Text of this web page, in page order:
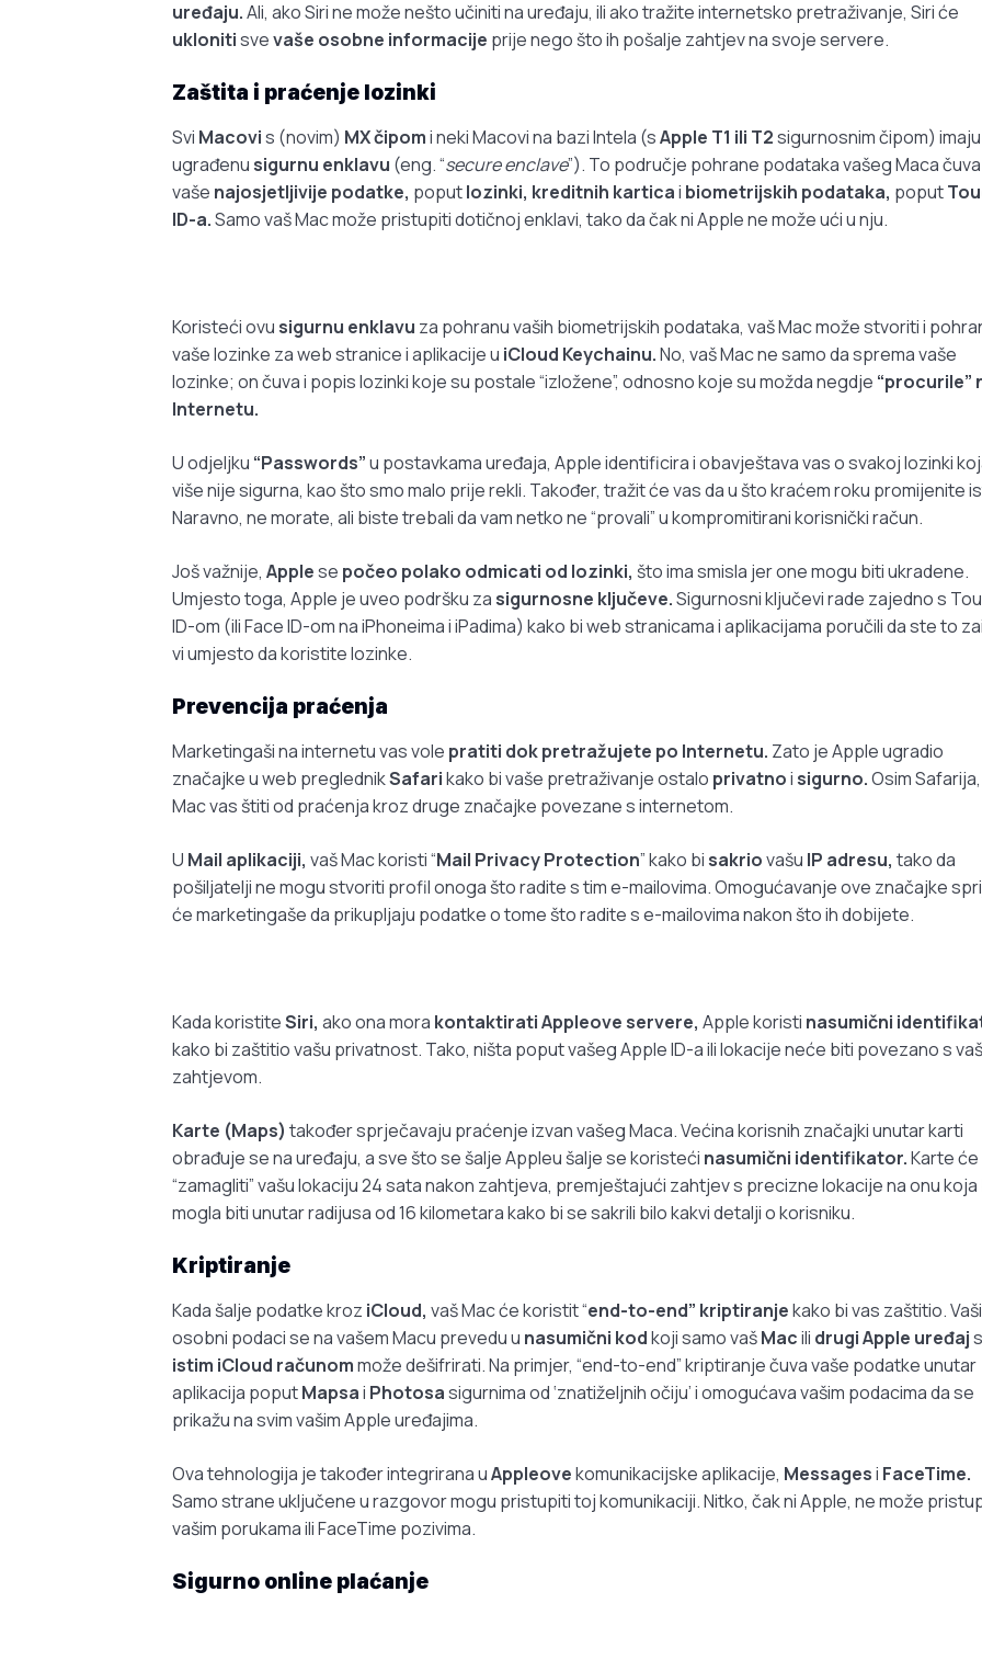
uređaju.Ali, ako Siri ne može nešto učiniti na uređaju, ili ako tražite internetsko pretraživanje, Siri će
uklonitisvevaše osobne informacije prije nego što ih pošalje zahtjev na svoje servere.
Zaštita i praćenje lozinki
Svi Macovis (novim) MX čipomi neki Macovi na bazi Intela (sApple T1 ili T2sigurnosnim čipom) imaju
ugrađenu sigurnu enklavu (eng. “secure enclave”). To područje pohrane podataka vašeg Maca čuva
vaše najosjetljivije podatke, poputlozinki, kreditnih karticai biometrijskih podataka, poput
ID-a.Samo vaš Mac može pristupiti dotičnoj enklavi, tako da čak ni Apple ne može ući u nju.
Koristeći ovu sigurnu enklavu za pohranu vaših biometrijskih podataka, vaš Mac može stvoriti i
vaše lozinke za web stranice i aplikacije u iCloud Keychainu.No, vaš Mac ne samo da sprema vaše
lozinke; on čuva i popis lozinki koje su postale “izložene”, odnosno koje su možda negdje “procurile”
Internetu.
U odjeljku “Passwords”u postavkama uređaja, Apple identificira i obavještava vas o svakoj lozinki
više nije sigurna, kao što smo malo prije rekli. Također, tražit će vas da u što kraćem roku promijenite
Naravno, ne morate, ali biste trebali da vam netko ne “provali” u kompromitirani korisnički račun.
Još važnije, Applese počeo polako odmicati od lozinki, što ima smisla jer one mogu biti ukradene.
Umjesto toga, Apple je uveo podršku za sigurnosne ključeve.Sigurnosni ključevi rade zajedno s
ID-om (ili Face ID-om na iPhoneima i iPadima) kako bi web stranicama i aplikacijama poručili da ste to
vi umjesto da koristite lozinke.
Prevencija praćenja
Marketingaši na internetu vas vole pratiti dok pretražujete po Internetu. Zato je Apple ugradio
značajke u web preglednikSafarikako bi vaše pretraživanje ostalo privatnoi sigurno.Osim
Mac vas štiti od praćenja kroz druge značajke povezane s internetom.
U Mail aplikaciji, vaš Mac koristi “Mail Privacy Protection” kako bi sakriovašu IP adresu, tako da
pošiljatelji ne mogu stvoriti profil onoga što radite s tim e-mailovima. Omogućavanje ove značajke
će marketingaše da prikupljaju podatke o tome što radite s e-mailovima nakon što ih dobijete.
Kada koristiteSiri, ako ona mora kontaktirati Appleove servere, Apple koristi nasumični
kako bi zaštitio vašu privatnost. Tako, ništa poput vašeg Apple ID-a ili lokacije neće biti povezano s
zahtjevom.
Karte (Maps) također sprječavaju praćenje izvan vašeg Maca. Većina korisnih značajki unutar karti
obrađuje se na uređaju, a sve što se šalje Appleu šalje se koristeći nasumični identifikator.Karte će
“zamagliti” vašu lokaciju 24 sata nakon zahtjeva, premještajući zahtjev s precizne lokacije na onu koja
mogla biti unutar radijusa od 16 kilometara kako bi se sakrili bilo kakvi detalji o korisniku.
Kriptiranje
Kada šalje podatke kroz iCloud, vaš Mac će koristit “end-to-end” kriptiranjekako bi vas zaštitio. Vaši
osobni podaci se na vašem Macu prevedu u nasumični kodkoji samo vašMacili drugi Apple uređajs
istim iCloud računommože dešifrirati. Na primjer, “end-to-end” kriptiranje čuva vaše podatke unutar
aplikacija poputMapsai Photosasigurnima od ‘znatiželjnih očiju’ i omogućava vašim podacima da se
prikažu na svim vašim Apple uređajima.
Ova tehnologija je također integrirana uAppleovekomunikacijske aplikacije, Messagesi FaceTime.
Samo strane uključene u razgovor mogu pristupiti toj komunikaciji. Nitko, čak ni Apple, ne može
vašim porukama ili FaceTime pozivima.
Sigurno online plaćanje